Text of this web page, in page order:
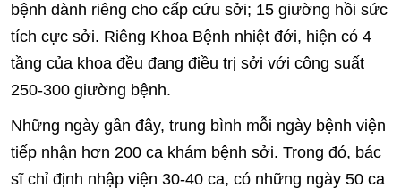
bệnh dành riêng cho cấp cứu sởi; 15 giường hồi sức
tích cực sởi. Riêng Khoa Bệnh nhiệt đới, hiện có 4
tầng của khoa đều đang điều trị sởi với công suất
250-300 giường bệnh.
Những ngày gần đây, trung bình mỗi ngày bệnh viện
tiếp nhận hơn 200 ca khám bệnh sởi. Trong đó, bác
sĩ chỉ định nhập viện 30-40 ca, có những ngày 50 ca